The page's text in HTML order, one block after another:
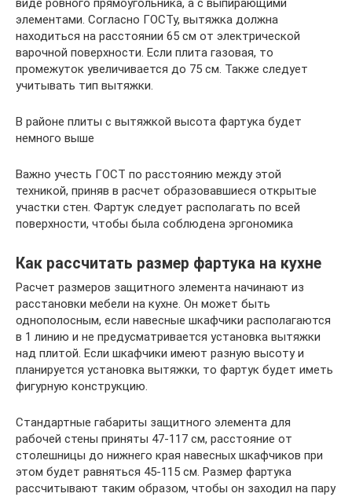
виде ровного прямоугольника, а с выпирающими
элементами. Согласно ГОСТу, вытяжка должна
находиться на расстоянии 65 см от электрической
варочной поверхности. Если плита газовая, то
промежуток увеличивается до 75 см. Также следует
учитывать тип вытяжки.
В районе плиты с вытяжкой высота фартука будет
немного выше
Важно учесть ГОСТ по расстоянию между этой
техникой, приняв в расчет образовавшиеся открытые
участки стен. Фартук следует располагать по всей
поверхности, чтобы была соблюдена эргономика
Как рассчитать размер фартука на кухне
Расчет размеров защитного элемента начинают из
расстановки мебели на кухне. Он может быть
однополосным, если навесные шкафчики располагаются
в 1 линию и не предусматривается установка вытяжки
над плитой. Если шкафчики имеют разную высоту и
планируется установка вытяжки, то фартук будет иметь
фигурную конструкцию.
Стандартные габариты защитного элемента для
рабочей стены приняты 47-117 см, расстояние от
столешницы до нижнего края навесных шкафчиков при
этом будет равняться 45-115 см. Размер фартука
рассчитывают таким образом, чтобы он заходил на пару